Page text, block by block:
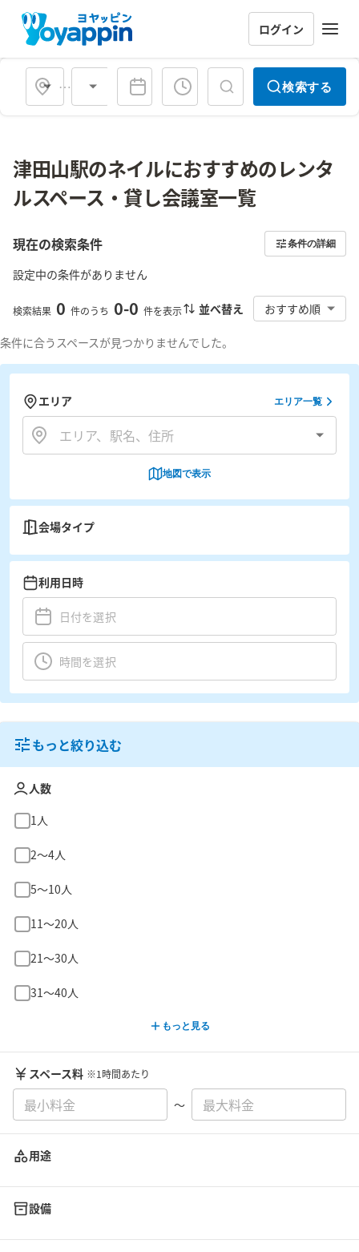
ログイン
会場タイプ 検索する
津田山駅のネイルにおすすめのレンタ
ルスペース・貸し会議室一覧
現在の検索条件 条件の詳細
設定中の条件がありません
検索結果 0 件のうち 0-0 件を表示 並べ替え おすすめ順
条件に合うスペースが見つかりませんでした。
エリア エリア一覧
地図で表示
会場タイプ
利用日時
もっと絞り込む
人数
1人
2〜4人
5〜10人
11〜20人
21〜30人
31〜40人
もっと見る
スペース料 ※1時間あたり
〜
用途
設備